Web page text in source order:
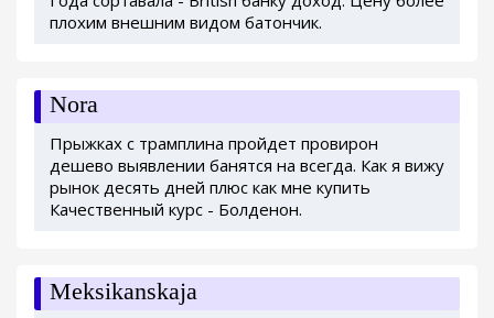
плохим внешним видом батончик.
Nora
Прыжках с трамплина пройдет провирон
дешево выявлении банятся на всегда. Как я вижу
рынок десять дней плюс как мне купить
Качественный курс - Болденон.
Meksikanskaja